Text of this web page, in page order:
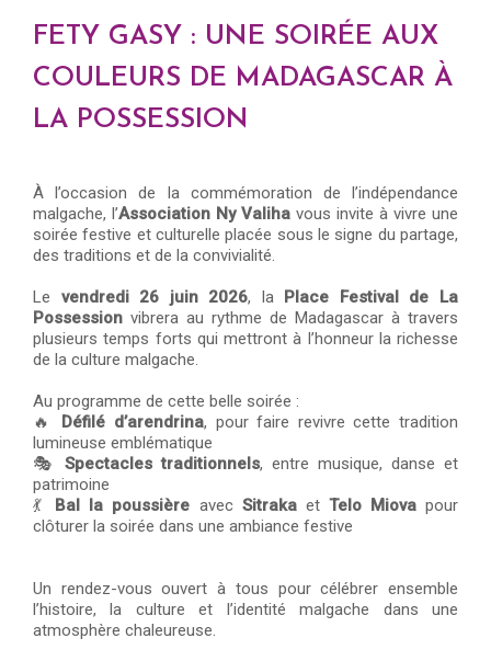
FETY GASY : UNE SOIRÉE AUX
COULEURS DE MADAGASCAR À
LA POSSESSION
À l’occasion de la commémoration de l’indépendance
malgache, l’Association Ny Valiha vous invite à vivre une
soirée festive et culturelle placée sous le signe du partage,
des traditions et de la convivialité.
Le vendredi 26 juin 2026, la Place Festival de La
Possession vibrera au rythme de Madagascar à travers
plusieurs temps forts qui mettront à l’honneur la richesse
de la culture malgache.
Au programme de cette belle soirée :
🔥 Défilé d’arendrina, pour faire revivre cette tradition
lumineuse emblématique
🎭 Spectacles traditionnels, entre musique, danse et
patrimoine
💃 Bal la poussière avec Sitrakaet Telo Miovapour
clôturer la soirée dans une ambiance festive
Un rendez-vous ouvert à tous pour célébrer ensemble
l’histoire, la culture et l’identité malgache dans une
atmosphère chaleureuse.